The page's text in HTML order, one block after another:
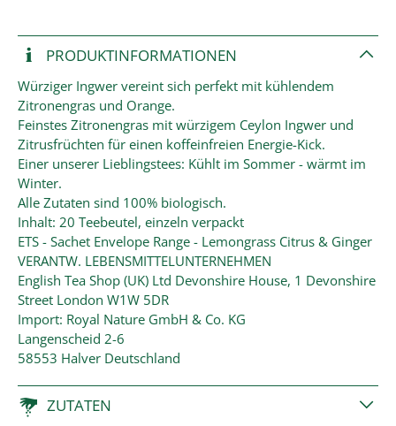
PRODUKT­INFORMATIONEN
Würziger Ingwer vereint sich perfekt mit kühlendem
Zitronengras und Orange.
Feinstes Zitronengras mit würzigem Ceylon Ingwer und
Zitrusfrüchten für einen koffeinfreien Energie-Kick.
Einer unserer Lieblingstees: Kühlt im Sommer - wärmt im
Winter.
Alle Zutaten sind 100% biologisch.
Inhalt: 20 Teebeutel, einzeln verpackt
ETS - Sachet Envelope Range - Lemongrass Citrus & Ginger
VERANTW. LEBENSMITTELUNTERNEHMEN
English Tea Shop (UK) Ltd Devonshire House, 1 Devonshire
Street London W1W 5DR
Import: Royal Nature GmbH & Co. KG
Langenscheid 2-6
58553 Halver Deutschland
ZUTATEN